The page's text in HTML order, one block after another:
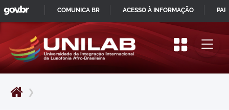
Pular
para
início
do
principal
❯
IR
PARA
CONTEÚDO
GOVBR
COMUNICA BR ACESSO À INFORMAÇÃO